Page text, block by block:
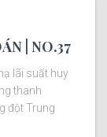
| NO.37
lãi suất huy
thanh
đột Trung